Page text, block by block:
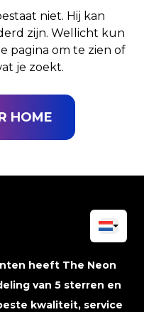
niet. Hij kan
zijn. Wellicht kun
pagina om te zien of
je zoekt.
HOME
heeft The Neon
van 5 sterren en
kwaliteit, service